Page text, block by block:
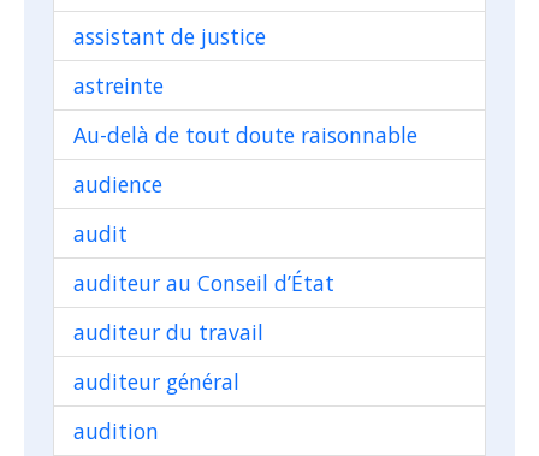
assistant de justice
astreinte
Au-delà de tout doute raisonnable
audience
audit
auditeur au Conseil d’État
auditeur du travail
auditeur général
audition